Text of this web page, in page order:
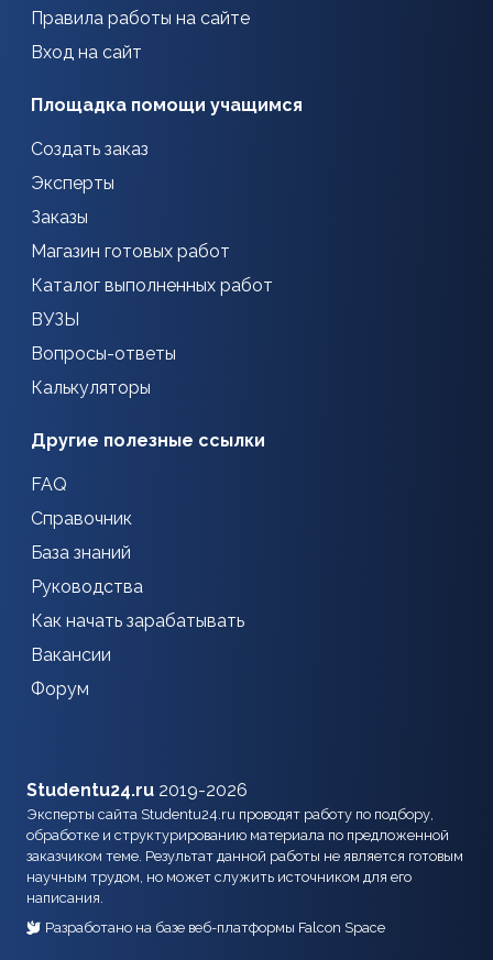
Правила работы на сайте
Вход на сайт
Площадка помощи учащимся
Создать заказ
Эксперты
Заказы
Магазин готовых работ
Каталог выполненных работ
ВУЗЫ
Вопросы-ответы
Калькуляторы
Другие полезные ссылки
FAQ
Справочник
База знаний
Руководства
Как начать зарабатывать
Вакансии
Форум
Studentu24.ru 2019-2026
Эксперты сайта Studentu24.ru проводят работу по подбору,
обработке и структурированию материала по предложенной
заказчиком теме. Результат данной работы не является готовым
научным трудом, но может служить источником для его
написания.
Разработано на базе веб-платформы Falcon Space